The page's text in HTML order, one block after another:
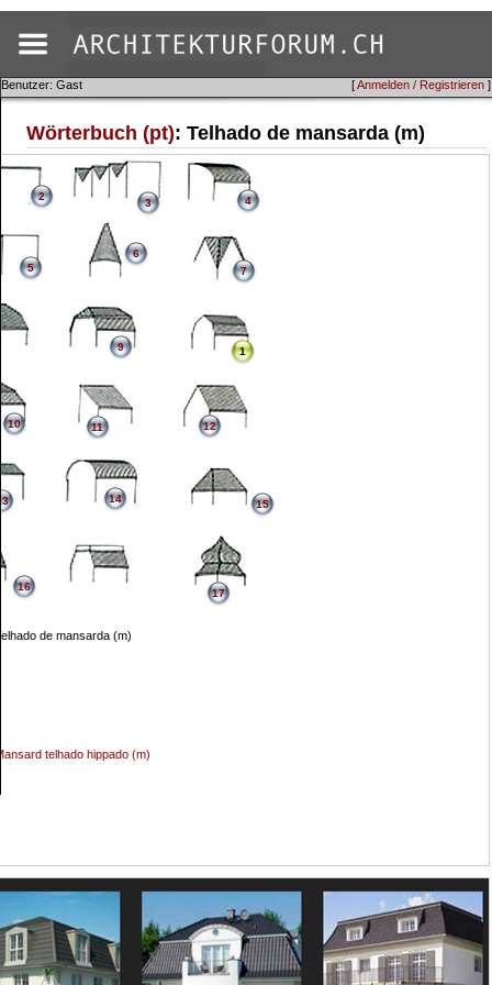
[Anmelden / Registrieren ]
Benutzer: Gast
Wörterbuch (pt): Telhado de mansarda (m)
1
de mansarda (m)
2
3 4
5
6
7
9
telhado hippado (m)
10 11 12
14 15
16
17